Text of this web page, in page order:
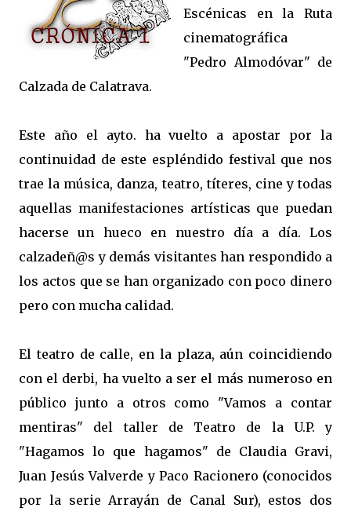
Escénicas en la Ruta
cinematográfica
"Pedro Almodóvar" de
Calzada de Calatrava.
Este año el ayto. ha vuelto a apostar por la
continuidad de este espléndido festival que nos
trae la música, danza, teatro, títeres, cine y todas
aquellas manifestaciones artísticas que puedan
hacerse un hueco en nuestro día a día. Los
calzadeñ@s y demás visitantes han respondido a
los actos que se han organizado con poco dinero
pero con mucha calidad.
El teatro de calle, en la plaza, aún coincidiendo
con el derbi, ha vuelto a ser el más numeroso en
público junto a otros como "Vamos a contar
mentiras" del taller de Teatro de la U.P. y
"Hagamos lo que hagamos" de Claudia Gravi,
Juan Jesús Valverde y Paco Racionero (conocidos
por la serie Arrayán de Canal Sur), estos dos